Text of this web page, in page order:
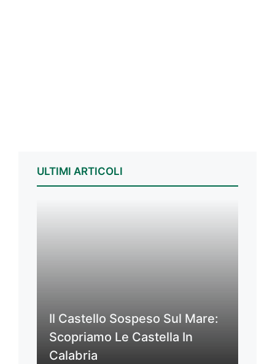
ULTIMI ARTICOLI
Il Castello Sospeso Sul Mare:
Scopriamo Le Castella In
Calabria